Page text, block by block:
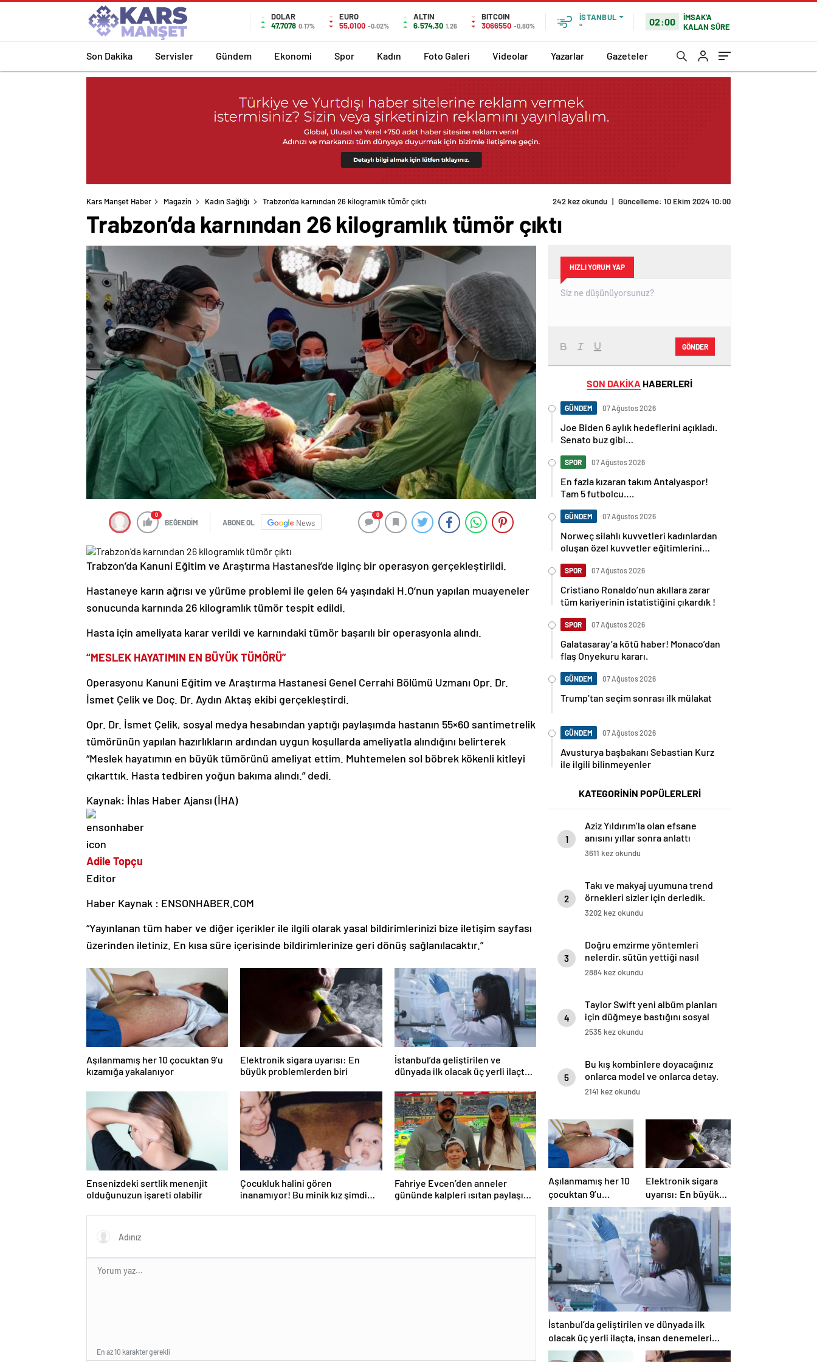
DOLAR
47,7078 0.17%
EURO
55,0100 -0.02%
ALTIN
6.574,30 1,26
BITCOIN
3066550 -0,80%
İSTANBUL
°
02:00
İMSAK'A
KALAN SÜRE
Son Dakika Servisler Gündem Ekonomi Spor Kadın Foto Galeri Videolar Yazarlar Gazeteler
Kars Manşet Haber Magazin Kadın Sağlığı Trabzon’da karnından 26 kilogramlık tümör çıktı 242 kez okundu | Güncelleme: 10 Ekim 2024 10:00
Trabzon’da karnından 26 kilogramlık tümör çıktı
0
BEĞENDİM ABONE OL News
0
Trabzon’da Kanuni Eğitim ve Araştırma Hastanesi’de ilginç bir operasyon gerçekleştirildi.
Hastaneye karın ağrısı ve yürüme problemi ile gelen 64 yaşındaki H.O’nun yapılan muayeneler
sonucunda karnında 26 kilogramlık tümör tespit edildi.
Hasta için ameliyata karar verildi ve karnındaki tümör başarılı bir operasyonla alındı.
“MESLEK HAYATIMIN EN BÜYÜK TÜMÖRÜ”
Operasyonu Kanuni Eğitim ve Araştırma Hastanesi Genel Cerrahi Bölümü Uzmanı Opr. Dr.
İsmet Çelik ve Doç. Dr. Aydın Aktaş ekibi gerçekleştirdi.
Opr. Dr. İsmet Çelik, sosyal medya hesabından yaptığı paylaşımda hastanın 55×60 santimetrelik
tümörünün yapılan hazırlıkların ardından uygun koşullarda ameliyatla alındığını belirterek
“Meslek hayatımın en büyük tümörünü ameliyat ettim. Muhtemelen sol böbrek kökenli kitleyi
çıkarttık. Hasta tedbiren yoğun bakıma alındı.” dedi.
Kaynak: İhlas Haber Ajansı (İHA)
Adile Topçu
Editor
Haber Kaynak : ENSONHABER.COM
“Yayınlanan tüm haber ve diğer içerikler ile ilgili olarak yasal bildirimlerinizi bize iletişim sayfası
üzerinden iletiniz. En kısa süre içerisinde bildirimlerinize geri dönüş sağlanılacaktır.”
Aşılanmamış her 10 çocuktan 9’u
kızamığa yakalanıyor
Elektronik sigara uyarısı: En
büyük problemlerden biri
İstanbul’da geliştirilen ve
dünyada ilk olacak üç yerli ilaçta,
Ensenizdeki sertlik menenjit
olduğunuzun işareti olabilir
Çocukluk halini gören
inanamıyor! Bu minik kız şimdi
oyuncularından…
Fahriye Evcen’den anneler
gününde kalpleri ısıtan paylaşım!
doğrudur”
En az 10 karakter gerekli
HIZLI YORUM YAP
GÖNDER
SON DAKİKA HABERLERİ
GÜNDEM 07 Ağustos 2026
Joe Biden 6 aylık hedeflerini açıkladı.
Senato buz gibi…
SPOR 07 Ağustos 2026
En fazla kızaran takım Antalyaspor!
Tam 5 futbolcu….
GÜNDEM 07 Ağustos 2026
Norweç silahlı kuvvetleri kadınlardan
oluşan özel kuvvetler eğitimlerini
SPOR 07 Ağustos 2026
Cristiano Ronaldo’nun akıllara zarar
tüm kariyerinin istatistiğini çıkardık !
SPOR 07 Ağustos 2026
Galatasaray’a kötü haber! Monaco’dan
flaş Onyekuru kararı.
GÜNDEM 07 Ağustos 2026
Trump’tan seçim sonrası ilk mülakat
GÜNDEM 07 Ağustos 2026
Avusturya başbakanı Sebastian Kurz
ile ilgili bilinmeyenler
KATEGORİNİN POPÜLERLERİ
1
Aziz Yıldırım’la olan efsane
anısını yıllar sonra anlattı
3611 kez okundu
2
Takı ve makyaj uyumuna trend
örnekleri sizler için derledik.
3202 kez okundu
3
Doğru emzirme yöntemleri
nelerdir, sütün yettiği nasıl
anlaşılır?
2884 kez okundu
4
Taylor Swift yeni albüm planları
için düğmeye bastığını sosyal
medyadan duyurdu!
2535 kez okundu
5
Bu kış kombinlere doyacağınız
onlarca model ve onlarca detay.
2141 kez okundu
Aşılanmamış her 10
çocuktan 9’u
kızamığa
yakalanıyor
Elektronik sigara
uyarısı: En büyük
problemlerden biri
İstanbul’da geliştirilen ve dünyada ilk
olacak üç yerli ilaçta, insan denemeleri
başlıyor